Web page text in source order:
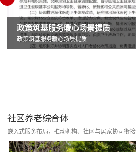
政策筑基服务暖心场景提质
政策筑基服务暖心场景提质
社区养老综合体
嵌入式服务布局，推动机构、社区与居家协同衔接